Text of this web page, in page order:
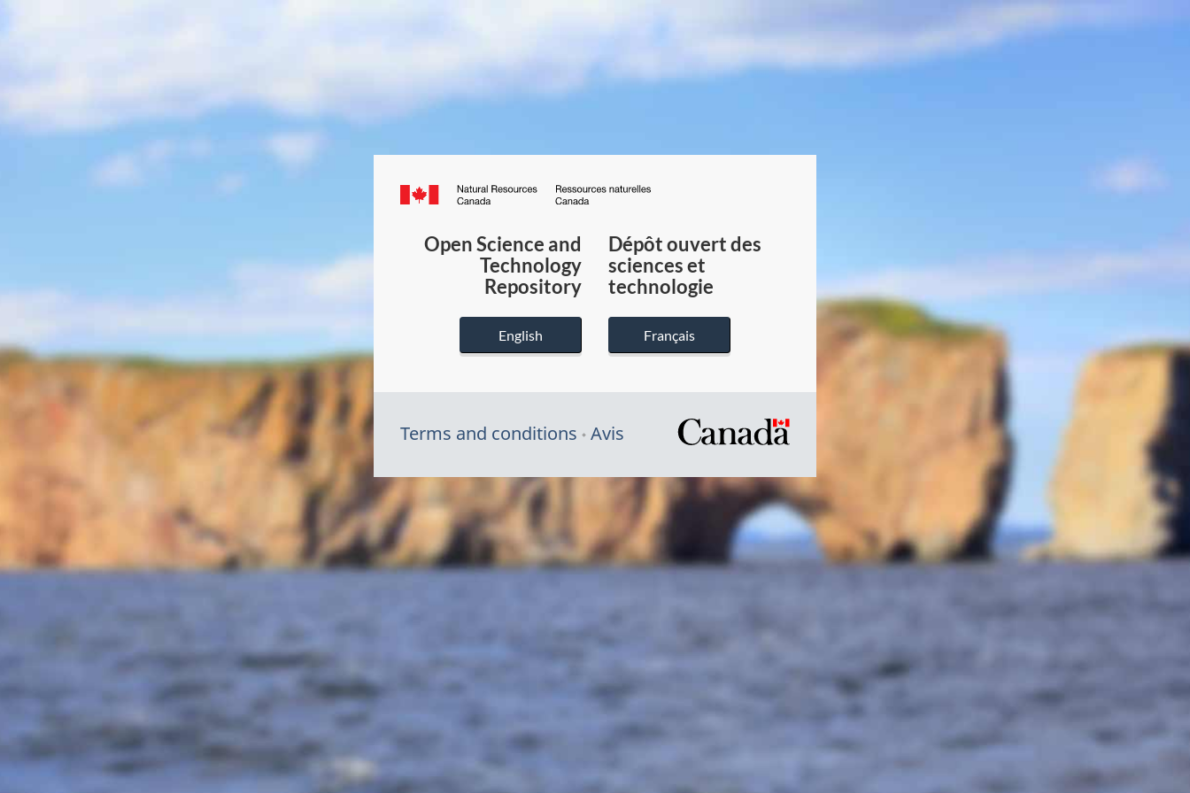
Canada.ca
du
Canada
Open Science and
Technology
Repository
English
Dépôt ouvert des
sciences et
technologie
Français
Terms and conditions Avis
/
du
gouvernement
du